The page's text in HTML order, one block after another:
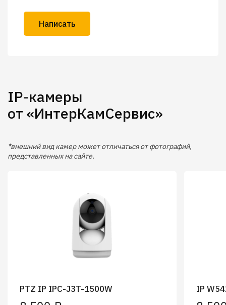
Написать
IP-камеры
от «ИнтерКамСервис»
*внешний вид камер может отличаться от фотографий,
представленных на сайте.
PTZ IP IPC-J3T-1500W IP